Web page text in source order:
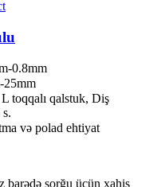
0.8mm
toqqalı qalstuk, Diş
s.
və polad ehtiyat
barədə sorğu üçün xahiş